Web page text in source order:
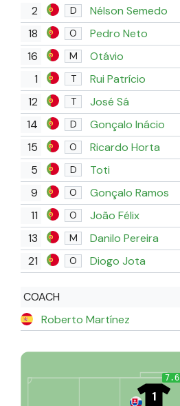
2
D Nélson Semedo
18 O Pedro Neto
16 M Otávio
1 T
Rui Patrício
12
T
José Sá
14
D
Gonçalo Inácio
15
O
Ricardo Horta
5
D
Toti
9
O
Gonçalo Ramos
11
O
João Félix
13
M
Danilo Pereira
21
O Diogo Jota
COACH
Roberto Martínez
7.6
1